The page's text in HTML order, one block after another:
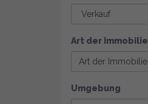
Art der Immobilie
Art der Immobilie
Umgebung